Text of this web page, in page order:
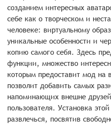
созданием интересных
себе как о творческом и
человеке: виртуальному
уникальные особенности и
копию самого себя. Здесь
функции, множество
которым предоставит мод на
позволит добавить самых
напоминающих внешне
пользователя. Установка
развлечься, посвятив